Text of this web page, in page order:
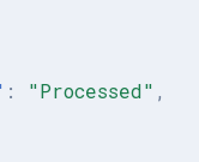
: "Processed" ,